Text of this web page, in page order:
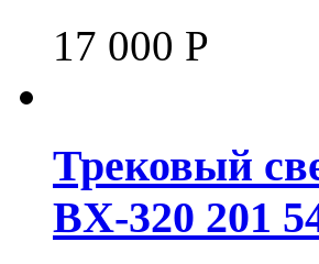
17 000 Р
Трековый
BX-320 201